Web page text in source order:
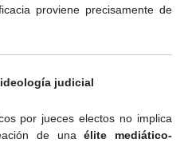
proviene precisamente de
judicial
por jueces electos no implica
de unaélite mediático-